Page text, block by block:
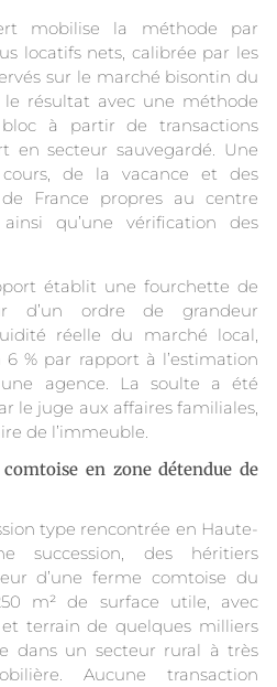
mobilise la méthode par
locatifs nets, calibrée par les
sur le marché bisontin du
résultat avec une méthode
à partir de transactions
en secteur sauvegardé. Une
de la vacance et des
France propres au centre
qu’une vérification des
établit une fourchette de
d’un ordre de grandeur
réelle du marché local,
6 % par rapport à l’estimation
agence. La soulte a été
le juge aux affaires familiales,
de l’immeuble.
en zone détendue de
type rencontrée en Haute-
des héritiers
d’une ferme comtoise du
m² de surface utile, avec
terrain de quelques milliers
dans un secteur rural à très
Aucune transaction